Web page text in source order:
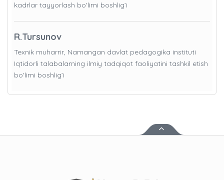
kadrlar tayyorlash bo'limi boshlig’i
R.Tursunov
Texnik muharrir, Namangan davlat pedagogika instituti
Iqtidorli talabalarning ilmiy tadqiqot faoliyatini tashkil etish
bo'limi boshlig’i